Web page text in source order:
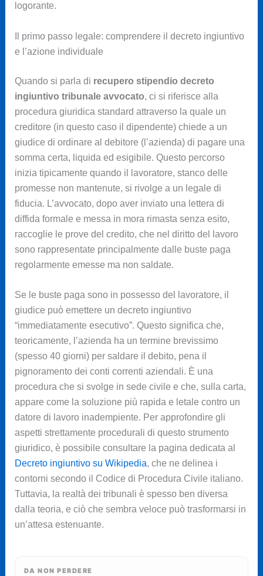
logorante.
Il primo passo legale: comprendere il decreto ingiuntivo
e l’azione individuale
Quando si parla di recupero stipendio decreto
ingiuntivo tribunale avvocato, ci si riferisce alla
procedura giuridica standard attraverso la quale un
creditore (in questo caso il dipendente) chiede a un
giudice di ordinare al debitore (l’azienda) di pagare una
somma certa, liquida ed esigibile. Questo percorso
inizia tipicamente quando il lavoratore, stanco delle
promesse non mantenute, si rivolge a un legale di
fiducia. L’avvocato, dopo aver inviato una lettera di
diffida formale e messa in mora rimasta senza esito,
raccoglie le prove del credito, che nel diritto del lavoro
sono rappresentate principalmente dalle buste paga
regolarmente emesse ma non saldate.
Se le buste paga sono in possesso del lavoratore, il
giudice può emettere un decreto ingiuntivo
“immediatamente esecutivo”. Questo significa che,
teoricamente, l’azienda ha un termine brevissimo
(spesso 40 giorni) per saldare il debito, pena il
pignoramento dei conti correnti aziendali. È una
procedura che si svolge in sede civile e che, sulla carta,
appare come la soluzione più rapida e letale contro un
datore di lavoro inadempiente. Per approfondire gli
aspetti strettamente procedurali di questo strumento
giuridico, è possibile consultare la pagina dedicata al
Decreto ingiuntivo su Wikipedia, che ne delinea i
contorni secondo il Codice di Procedura Civile italiano.
Tuttavia, la realtà dei tribunali è spesso ben diversa
dalla teoria, e ciò che sembra veloce può trasformarsi in
un’attesa estenuante.
DA NON PERDERE